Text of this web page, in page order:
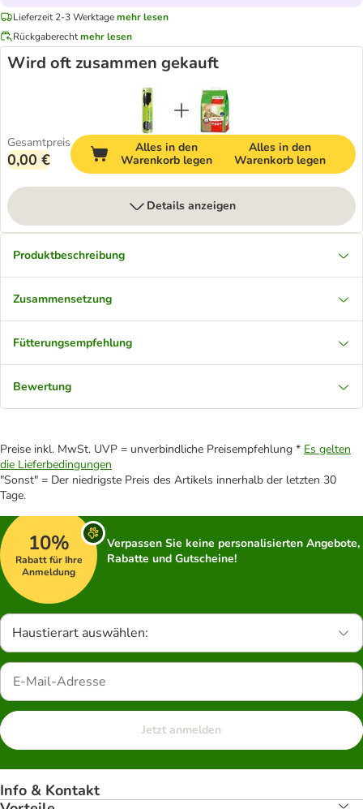
Lieferzeit 2-3 Werktagemehr lesen
Rückgaberechtmehr lesen
Wird oft zusammen gekauft
Gesamtpreis
0,00 €
Alles in den
Warenkorb legen
Alles in den
Warenkorb legen
Details anzeigen
Produktbeschreibung
Zusammensetzung
Fütterungsempfehlung
Bewertung
Preise inkl. MwSt. UVP = unverbindliche Preisempfehlung * Es gelten
die Lieferbedingungen
"Sonst" = Der niedrigste Preis des Artikels innerhalb der letzten 30
Tage.
10%
Rabatt für Ihre
Anmeldung
Verpassen Sie keine personalisierten Angebote,
Rabatte und Gutscheine!
Haustierart auswählen:
Jetzt anmelden
Info & Kontakt